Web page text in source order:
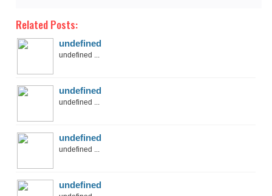
Related Posts:
undefined
undefined ...
undefined
undefined ...
undefined
undefined ...
undefined